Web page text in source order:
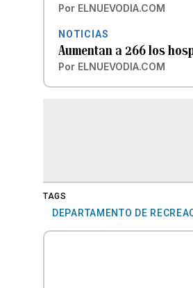
Por ELNUEVODIA.COM
NOTICIAS
Aumentan a 266 los
Por ELNUEVODIA.COM
TAGS
DEPARTAMENTO DE